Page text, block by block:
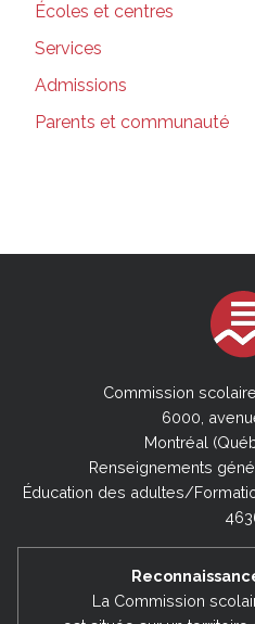
Écoles et centres
Services
Admissions
Parents et communauté
Commission
6000,
Montréal
Renseignements
Éducation des adultes/
La Commission